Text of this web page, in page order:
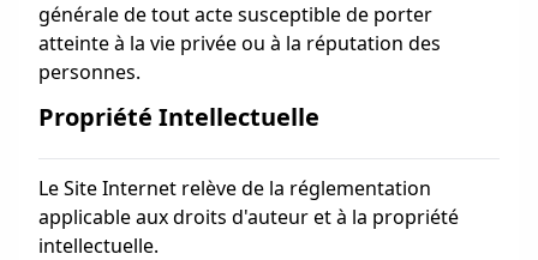
générale de tout acte susceptible de porter
atteinte à la vie privée ou à la réputation des
personnes.
Propriété Intellectuelle
Le Site Internet relève de la réglementation
applicable aux droits d'auteur et à la propriété
intellectuelle.